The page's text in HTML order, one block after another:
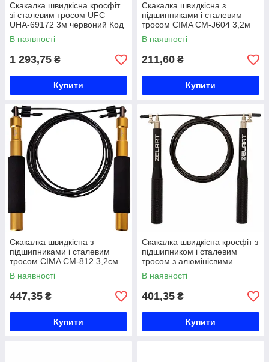
Скакалка швидкісна кросфіт
зі сталевим тросом UFC
UHA-69172 3м червоний Код
UHA-69172
В наявності
1 293,75 ₴
Купити
Скакалка швидкісна з
підшипниками і сталевим
тросом CIMA CM-J604 3,2м
кольори в асортименті Код
CM-J604
В наявності
211,60 ₴
Купити
Скакалка швидкісна з
підшипниками і сталевим
тросом CIMA CM-812 3,2см
кольори в асортименті Код
CM-812
В наявності
447,35 ₴
Купити
Скакалка швидкісна кросфіт з
підшипником і сталевим
тросом з алюмінієвими
ручками Zelart FI-7222 3м
кольори в асортименті Код
В наявності
401,35 ₴
Купити